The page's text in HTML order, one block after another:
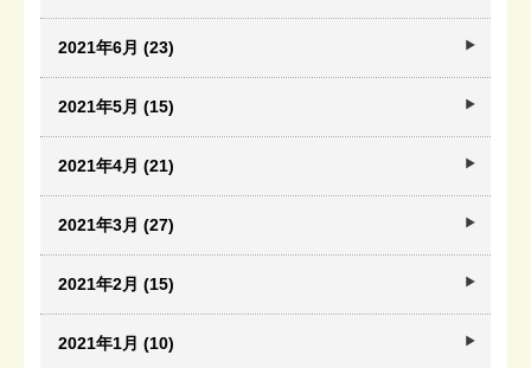
2021年6月 (23)
2021年5月 (15)
2021年4月 (21)
2021年3月 (27)
2021年2月 (15)
2021年1月 (10)